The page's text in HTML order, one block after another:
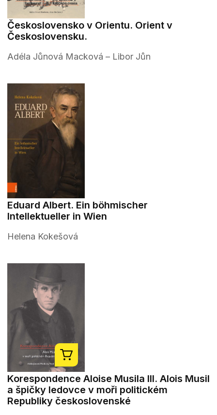
Československo v Orientu. Orient v
Československu.
Adéla Jůnová Macková – Libor Jůn
Eduard Albert. Ein böhmischer
Intellektueller in Wien
Helena Kokešová
Korespondence Aloise Musila III. Alois Musil
a špičky ledovce v moři politickém
Republiky československé